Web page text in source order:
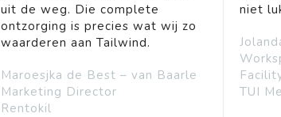
uit de weg. Die complete
ontzorging is precies wat wij zo
waarderen aan Tailwind.
Maroesjka de Best – van Baarle
Marketing Director
Rentokil
niet
TUI